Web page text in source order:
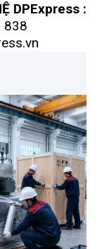
DPExpress :
838